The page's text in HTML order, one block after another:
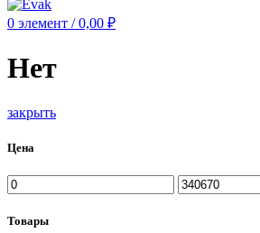
0 элемент / 0,00 ₽
Нет
закрыть
Цена
Min
price
Max
price
Товары